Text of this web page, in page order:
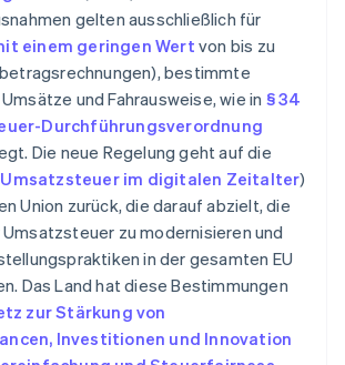
gelten ausschließlich für
einem geringen Wert von bis zu
bestimmte
und Fahrausweise, wie in § 34
Durchführungsverordnung
Die neue Regelung geht auf die
Umsatzsteuer im digitalen Zeitalter)
Union zurück, die darauf abzielt, die
zu modernisieren und
in der gesamten EU
Das Land hat diese Bestimmungen
zur Stärkung von
Investitionen und Innovation